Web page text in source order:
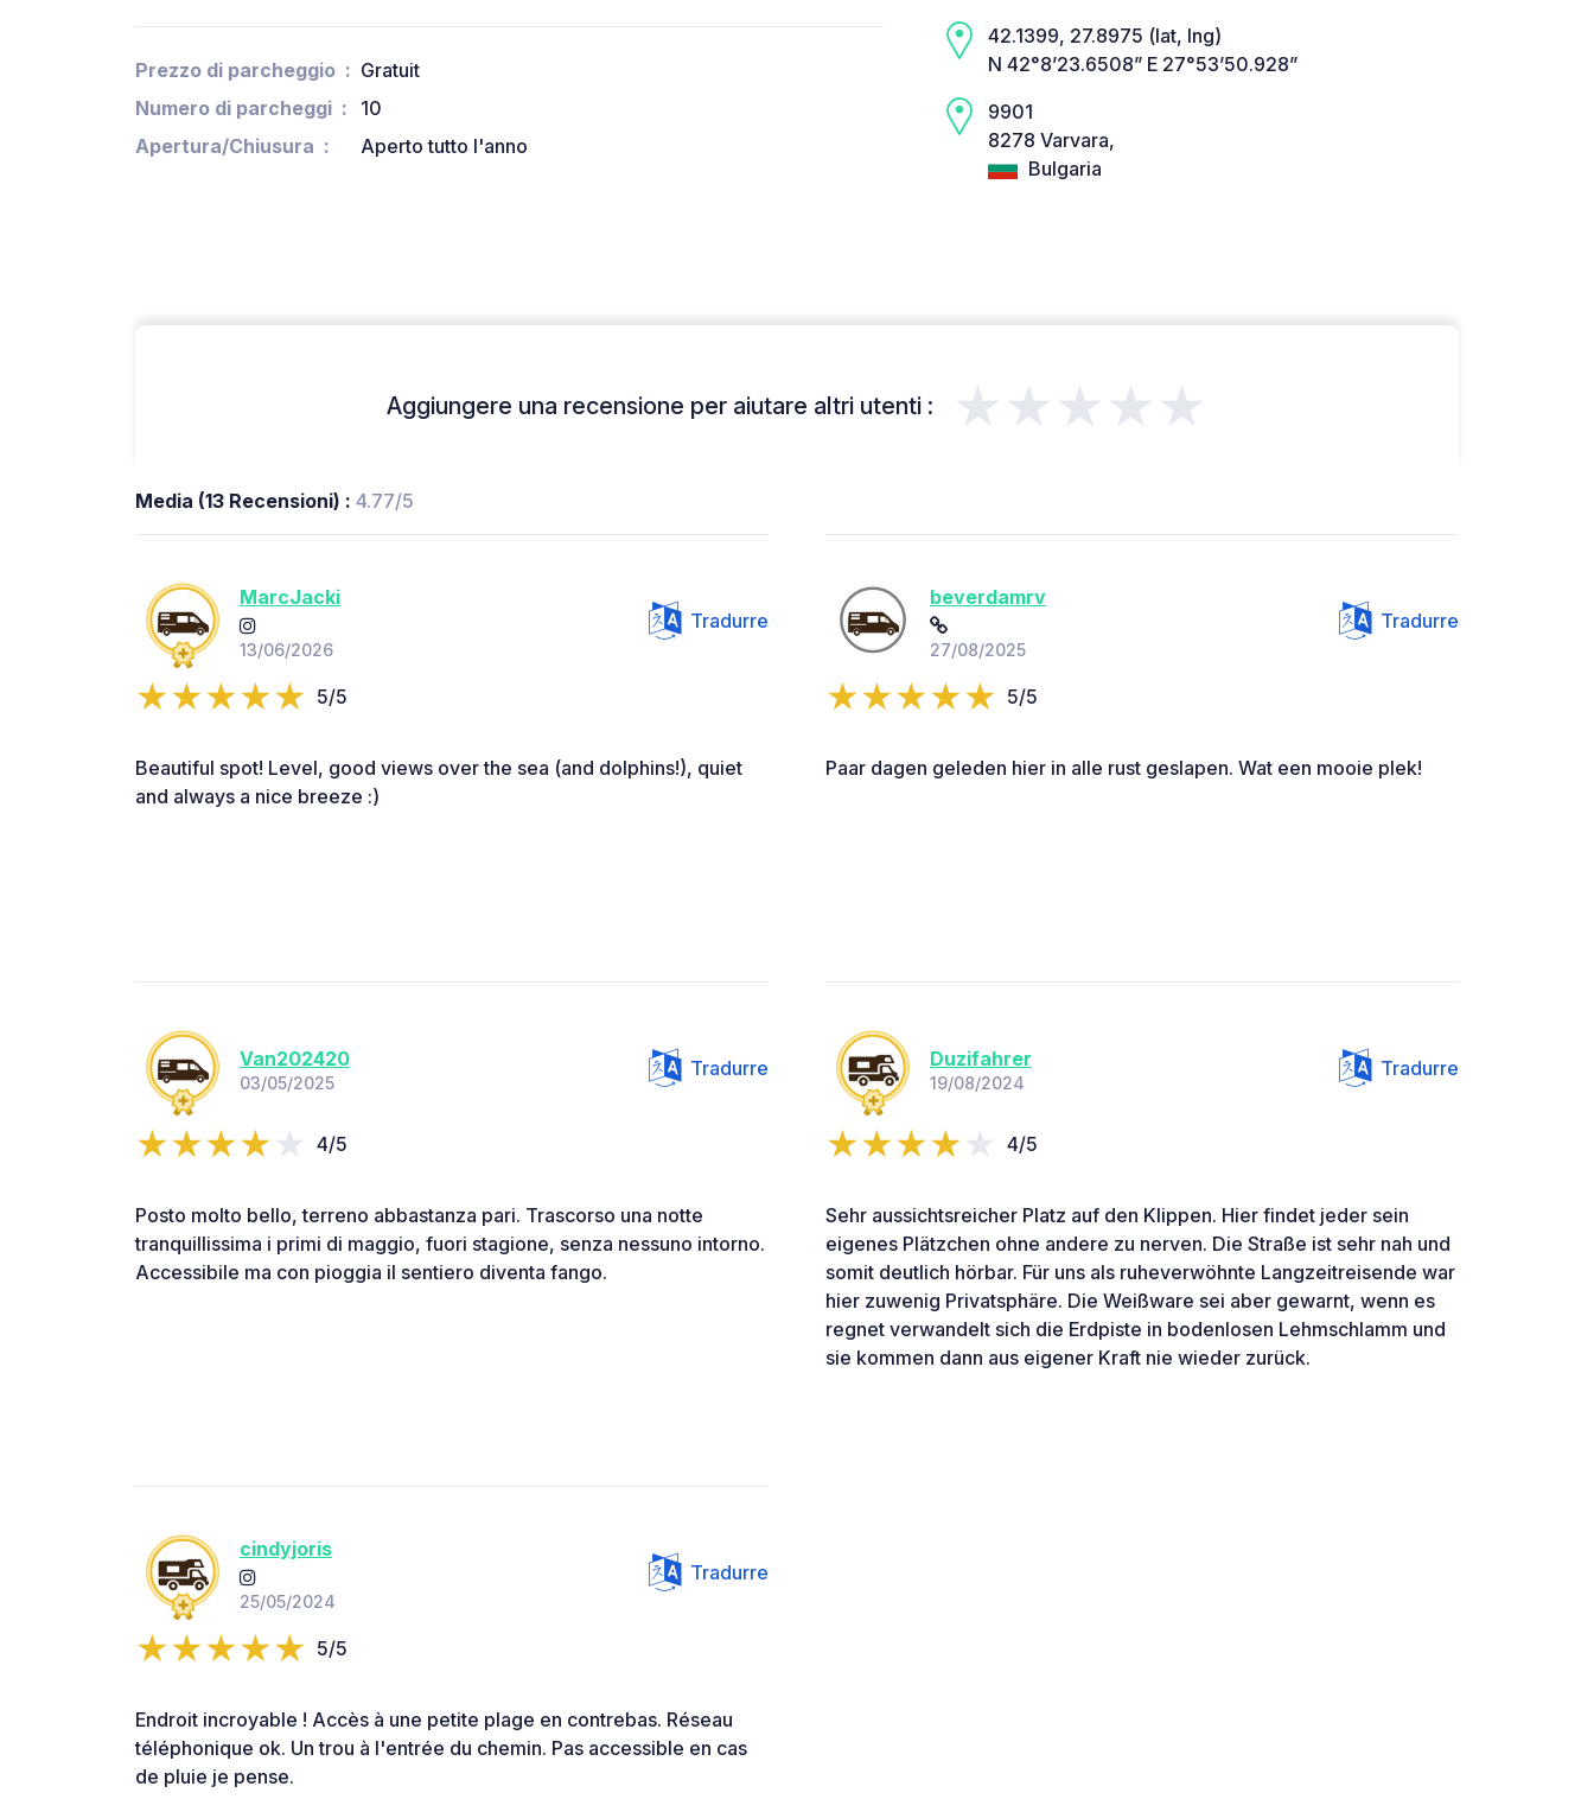
Prezzo di parcheggio
Gratuit
Numero di parcheggi
10
Apertura/Chiusura
Aperto tutto l'anno
42.1399, 27.8975 (lat, lng)
N 42°8’23.6508” E 27°53’50.928”
9901
8278 Varvara,
Bulgaria
Aggiungere una recensione per aiutare altri utenti : ★★★★★
Media (13 Recensioni) : 4.77/5
MarcJacki
13/06/2026
Tradurre
5/5
Beautiful spot! Level, good views over the sea (and dolphins!), quiet
and always a nice breeze :)
beverdamrv
27/08/2025
Tradurre
5/5
Paar dagen geleden hier in alle rust geslapen. Wat een mooie plek!
Van202420
03/05/2025
Tradurre
4/5
Posto molto bello, terreno abbastanza pari. Trascorso una notte
tranquillissima i primi di maggio, fuori stagione, senza nessuno intorno.
Accessibile ma con pioggia il sentiero diventa fango.
Duzifahrer
19/08/2024
Tradurre
4/5
Sehr aussichtsreicher Platz auf den Klippen. Hier findet jeder sein
eigenes Plätzchen ohne andere zu nerven. Die Straße ist sehr nah und
somit deutlich hörbar. Für uns als ruheverwöhnte Langzeitreisende war
hier zuwenig Privatsphäre. Die Weißware sei aber gewarnt, wenn es
regnet verwandelt sich die Erdpiste in bodenlosen Lehmschlamm und
sie kommen dann aus eigener Kraft nie wieder zurück.
cindyjoris
25/05/2024
Tradurre
5/5
Endroit incroyable ! Accès à une petite plage en contrebas. Réseau
téléphonique ok. Un trou à l'entrée du chemin. Pas accessible en cas
de pluie je pense.